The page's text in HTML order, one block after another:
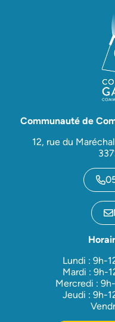
Communauté de
12, rue du
Lundi : 9h-
Mardi : 9h-
Mercredi :
Jeudi : 9h-